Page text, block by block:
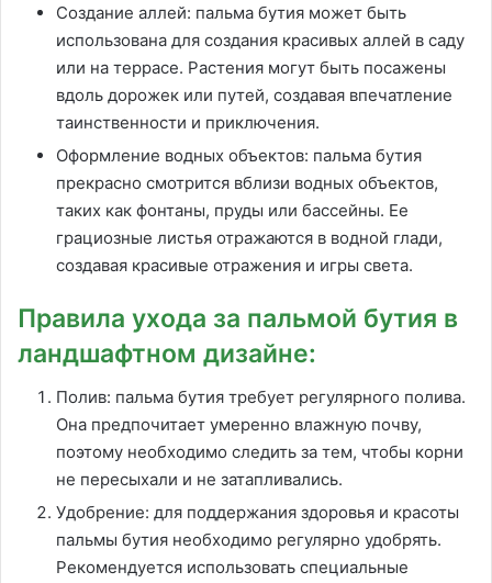
Создание аллей: пальма бутия может быть
использована для создания красивых аллей в саду
или на террасе. Растения могут быть посажены
вдоль дорожек или путей, создавая впечатление
таинственности и приключения.
Оформление водных объектов: пальма бутия
прекрасно смотрится вблизи водных объектов,
таких как фонтаны, пруды или бассейны. Ее
грациозные листья отражаются в водной глади,
создавая красивые отражения и игры света.
Правила ухода за пальмой бутия в
ландшафтном дизайне:
Полив: пальма бутия требует регулярного полива.
Она предпочитает умеренно влажную почву,
поэтому необходимо следить за тем, чтобы корни
не пересыхали и не затапливались.
Удобрение: для поддержания здоровья и красоты
пальмы бутия необходимо регулярно удобрять.
Рекомендуется использовать специальные